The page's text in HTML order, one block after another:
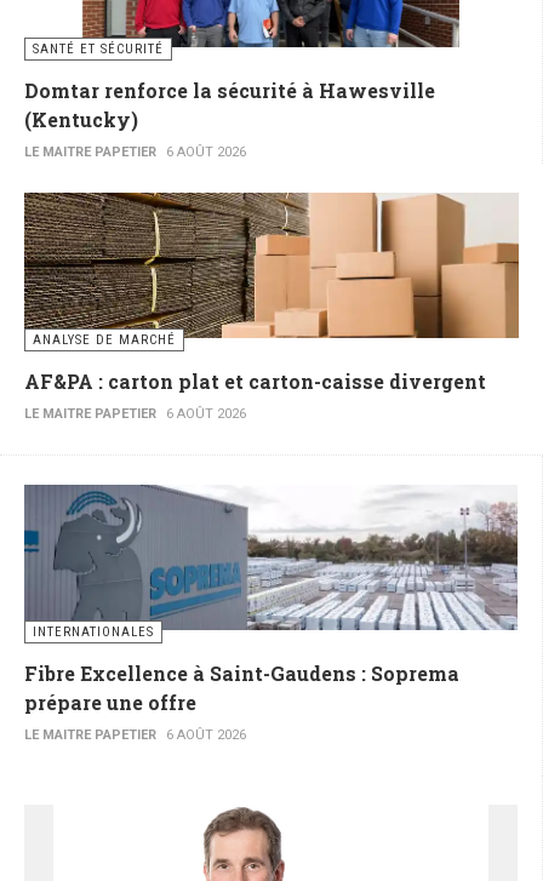
SANTÉ ET SÉCURITÉ
Domtar renforce la sécurité à Hawesville
(Kentucky)
LE MAITRE PAPETIER 6 AOÛT 2026
ANALYSE DE MARCHÉ
AF&PA : carton plat et carton-caisse divergent
LE MAITRE PAPETIER 6 AOÛT 2026
INTERNATIONALES
Fibre Excellence à Saint-Gaudens : Soprema
prépare une offre
LE MAITRE PAPETIER 6 AOÛT 2026